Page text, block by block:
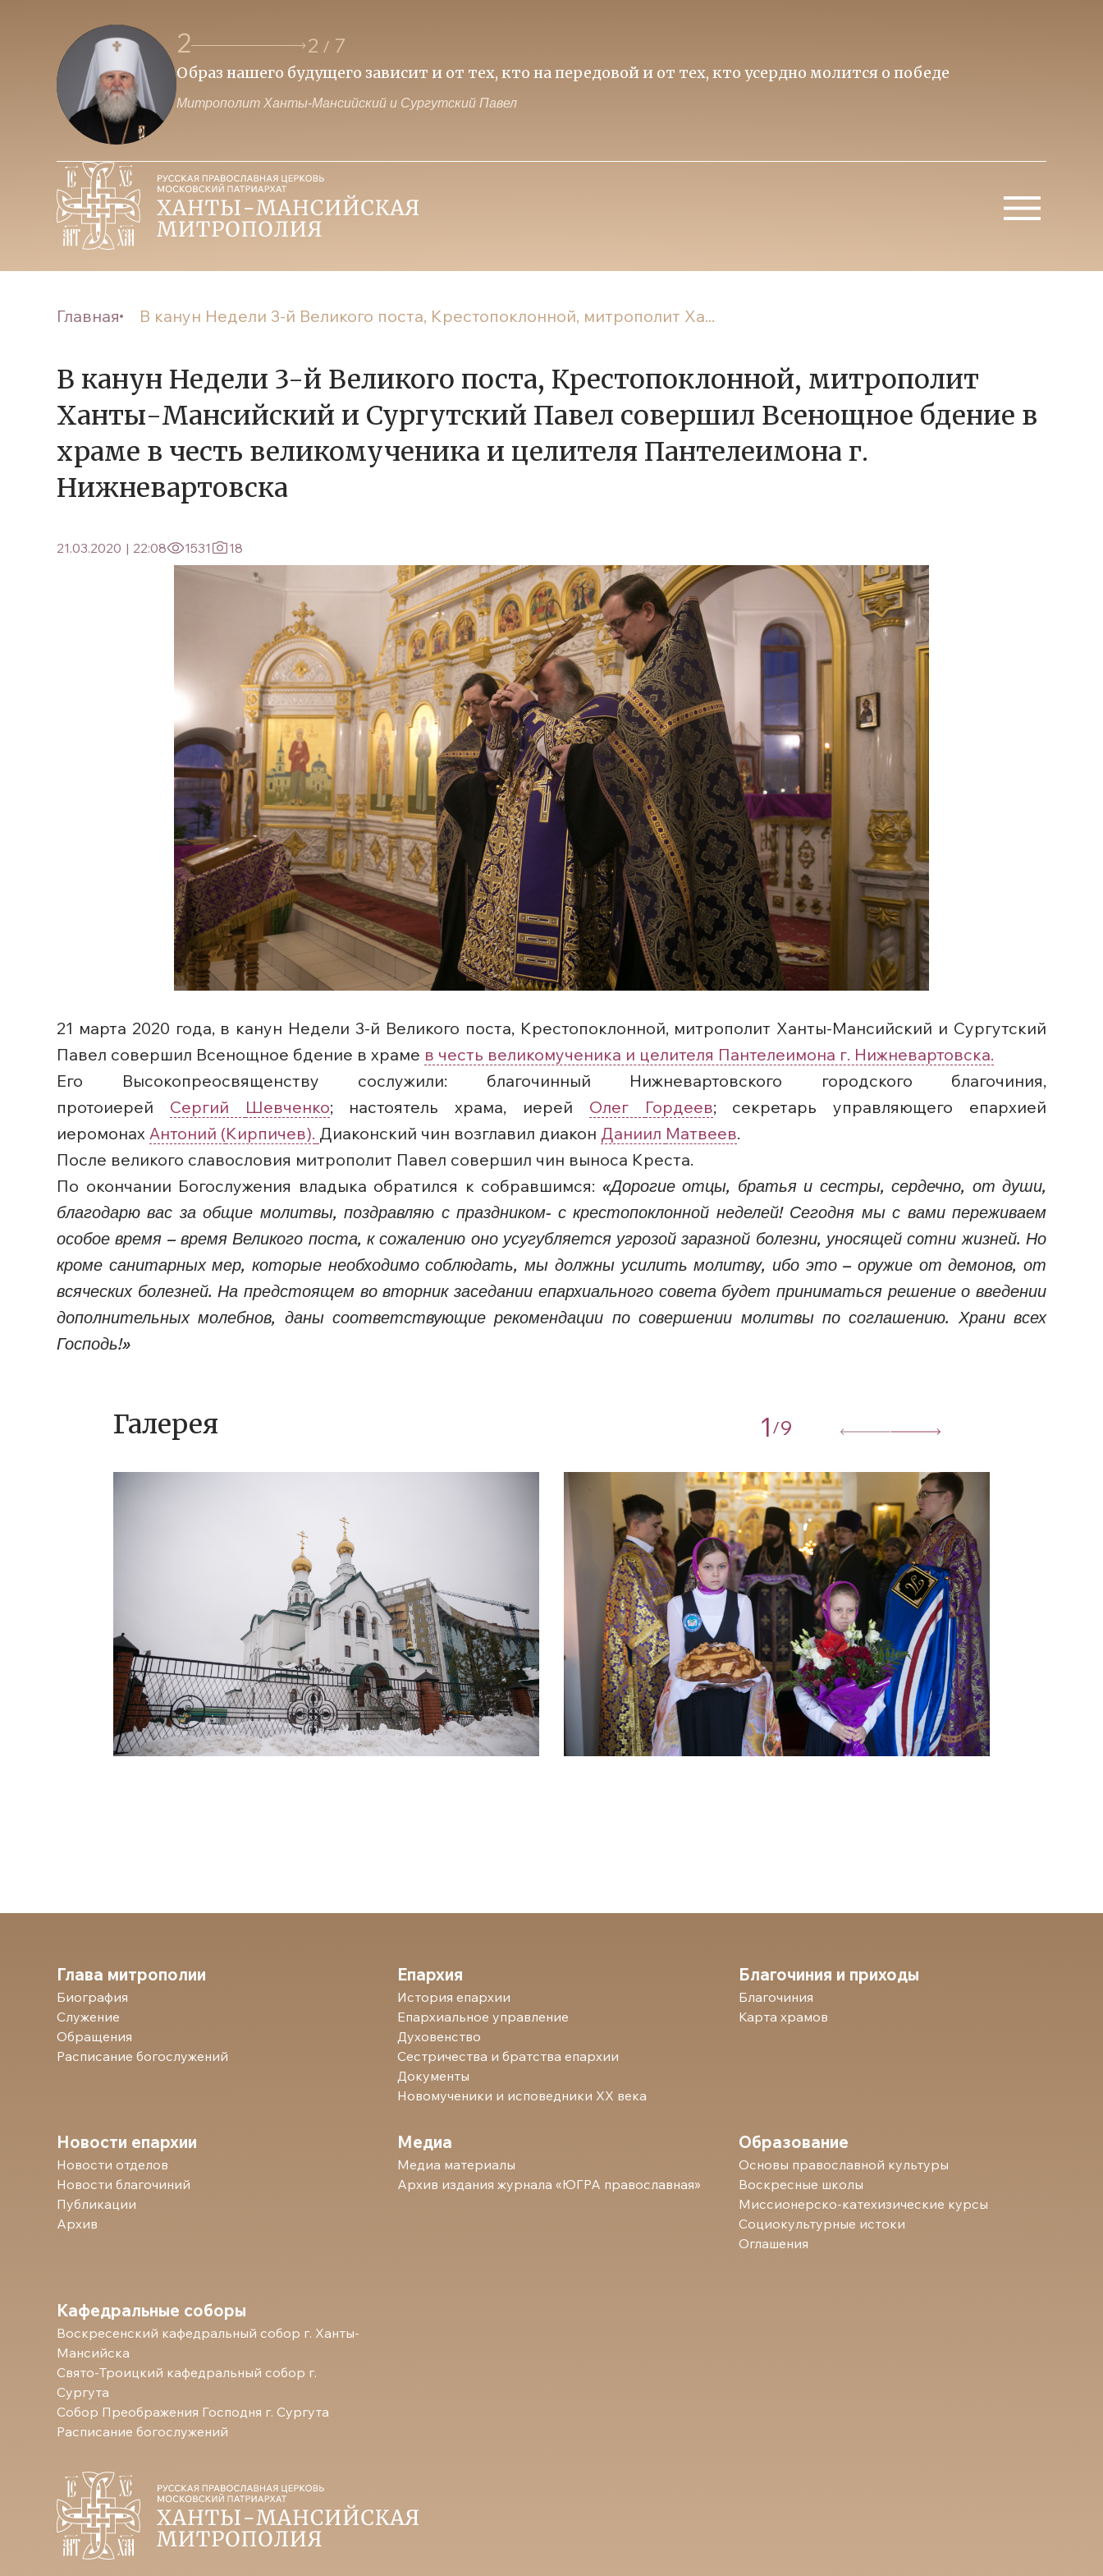
2 2 / 7
и Церкви Образ нашего будущего зависит и от тех, кто на передовой и от тех, кто усердно молится о победе
Митрополит Ханты-Мансийский и Сургутский Павел
Главная В канун Недели 3-й Великого поста, Крестопоклонной, митрополит Ха...
В канун Недели 3-й Великого поста, Крестопоклонной, митрополит
Ханты-Мансийский и Сургутский Павел совершил Всенощное бдение в
храме в честь великомученика и целителя Пантелеимона г.
Нижневартовска
21.03.2020 | 22:08 1531 18
21 марта 2020 года, в канун Недели 3-й Великого поста, Крестопоклонной, митрополит Ханты-Мансийский и Сургутский
Павел совершил Всенощное бдение в храме в честь великомученика и целителя Пантелеимона г. Нижневартовска.
Его Высокопреосвященству сослужили: благочинный Нижневартовского городского благочиния,
протоиерей Сергий Шевченко; настоятель храма, иерей Олег Гордеев; секретарь управляющего епархией
иеромонах Антоний (Кирпичев). Диаконский чин возглавил диакон Даниил Матвеев.
После великого славословия митрополит Павел совершил чин выноса Креста.
По окончании Богослужения владыка обратился к собравшимся: «Дорогие отцы, братья и сестры, сердечно, от души,
благодарю вас за общие молитвы, поздравляю с праздником- с крестопоклонной неделей! Сегодня мы с вами переживаем
особое время – время Великого поста, к сожалению оно усугубляется угрозой заразной болезни, уносящей сотни жизней. Но
кроме санитарных мер, которые необходимо соблюдать, мы должны усилить молитву, ибо это – оружие от демонов, от
всяческих болезней. На предстоящем во вторник заседании епархиального совета будет приниматься решение о введении
дополнительных молебнов, даны соответствующие рекомендации по совершении молитвы по соглашению. Храни всех
Господь!»
Галерея 1 /9
Глава митрополии
Биография
Служение
Обращения
Расписание богослужений
Епархия
История епархии
Епархиальное управление
Духовенство
Сестричества и братства епархии
Документы
Новомученики и исповедники ХХ века
Благочиния и приходы
Благочиния
Карта храмов
Новости епархии
Новости отделов
Новости благочиний
Публикации
Архив
Медиа
Медиа материалы
Архив издания журнала «ЮГРА православная»
Образование
Основы православной культуры
Воскресные школы
Миссионерско-катехизические курсы
Социокультурные истоки
Оглашения
Кафедральные соборы
Воскресенский кафедральный собор г. Ханты-
Мансийска
Свято-Троицкий кафедральный собор г.
Сургута
Собор Преображения Господня г. Сургута
Расписание богослужений